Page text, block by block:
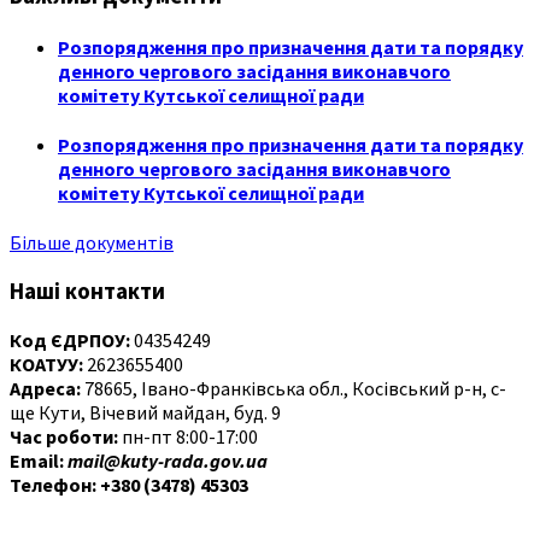
Розпорядження про призначення дати та порядку
денного чергового засідання виконавчого
комітету Кутської селищної ради
Розпорядження про призначення дати та порядку
денного чергового засідання виконавчого
комітету Кутської селищної ради
Більше документів
Наші контакти
Код ЄДРПОУ:04354249
КОАТУУ: 2623655400
Адреса: 78665, Івано-Франківська обл., Косівський р-н, с-
ще Кути, Вічевий майдан, буд. 9
Час роботи: пн-пт 8:00-17:00
Email:mail@kuty-rada.gov.ua
Телефон: +380 (3478) 45303